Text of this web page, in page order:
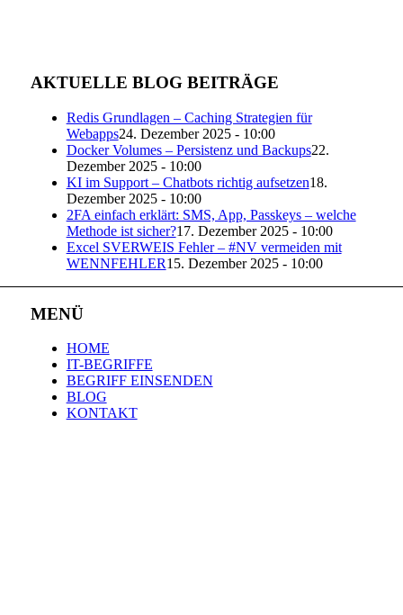
AKTUELLE BLOG BEITRÄGE
Redis Grundlagen – Caching Strategien für
Webapps24. Dezember 2025 - 10:00
Docker Volumes – Persistenz und Backups22.
Dezember 2025 - 10:00
KI im Support – Chatbots richtig aufsetzen18.
Dezember 2025 - 10:00
2FA einfach erklärt: SMS, App, Passkeys – welche
Methode ist sicher?17. Dezember 2025 - 10:00
Excel SVERWEIS Fehler – #NV vermeiden mit
WENNFEHLER15. Dezember 2025 - 10:00
MENÜ
HOME
IT-BEGRIFFE
BEGRIFF EINSENDEN
BLOG
KONTAKT